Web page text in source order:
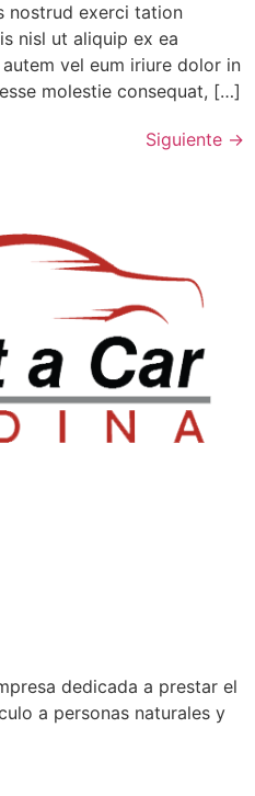
nostrud exerci tation
nisl ut aliquip ex ea
vel eum iriure dolor in
molestie consequat, […]
Siguiente →
dedicada a prestar el
a personas naturales y